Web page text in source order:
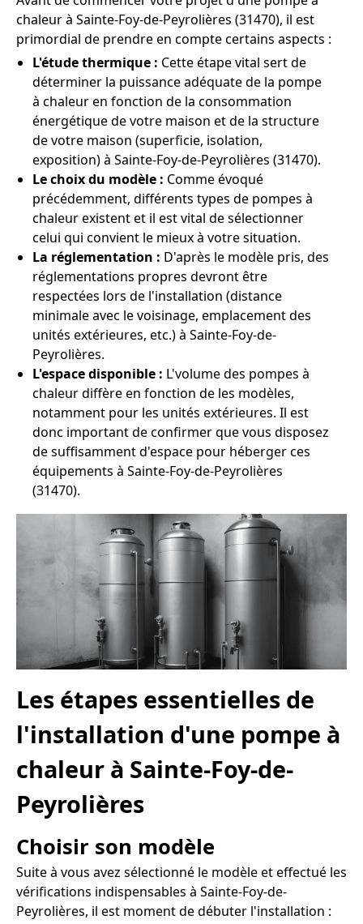
chaleur à Sainte-Foy-de-Peyrolières (31470), il est
primordial de prendre en compte certains aspects :
L'étude thermique : Cette étape vital sert de
déterminer la puissance adéquate de la pompe
à chaleur en fonction de la consommation
énergétique de votre maison et de la structure
de votre maison (superficie, isolation,
exposition) à Sainte-Foy-de-Peyrolières (31470).
Le choix du modèle : Comme évoqué
précédemment, différents types de pompes à
chaleur existent et il est vital de sélectionner
celui qui convient le mieux à votre situation.
La réglementation : D'après le modèle pris, des
réglementations propres devront être
respectées lors de l'installation (distance
minimale avec le voisinage, emplacement des
unités extérieures, etc.) à Sainte-Foy-de-
Peyrolières.
L'espace disponible : L'volume des pompes à
chaleur diffère en fonction de les modèles,
notamment pour les unités extérieures. Il est
donc important de confirmer que vous disposez
de suffisamment d'espace pour héberger ces
équipements à Sainte-Foy-de-Peyrolières
(31470).
Les étapes essentielles de
l'installation d'une pompe à
chaleur à Sainte-Foy-de-
Peyrolières
Choisir son modèle
Suite à vous avez sélectionné le modèle et effectué les
vérifications indispensables à Sainte-Foy-de-
Peyrolières, il est moment de débuter l'installation :